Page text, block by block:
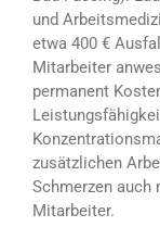
und
etwa 400 €
Mitarbeiter
permanent
zusätzlichen
Schmerzen auch
Mitarbeiter.